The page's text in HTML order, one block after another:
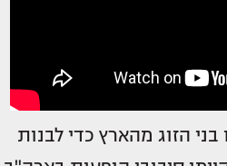
הזוג מהארץ כדי לבנות